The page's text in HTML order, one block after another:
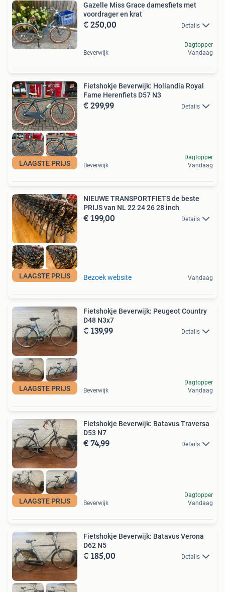
Gazelle Miss Grace damesfiets met
voordrager en krat
€ 250,00 Details
Beverwijk
Dagtopper
Vandaag
LAAGSTE PRIJS
Fietshokje Beverwijk: Hollandia Royal
Fame Herenfiets D57 N3
€ 299,99 Details
Beverwijk
Dagtopper
Vandaag
LAAGSTE PRIJS
NIEUWE TRANSPORTFIETS de beste
PRIJS van NL 22 24 26 28 inch
€ 199,00 Details
Bezoek website Vandaag
LAAGSTE PRIJS
Fietshokje Beverwijk: Peugeot Country
D48 N3x7
€ 139,99 Details
Beverwijk
Dagtopper
Vandaag
LAAGSTE PRIJS
Fietshokje Beverwijk: Batavus Traversa
D53 N7
€ 74,99 Details
Beverwijk
Dagtopper
Vandaag
Fietshokje Beverwijk: Batavus Verona
D62 N5
€ 185,00 Details